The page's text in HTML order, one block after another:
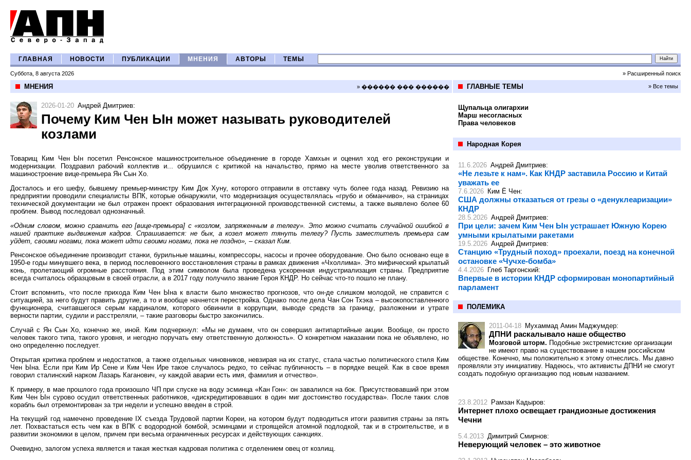
ГЛАВНАЯ НОВОСТИ ПУБЛИКАЦИИ МНЕНИЯ АВТОРЫ ТЕМЫ
Суббота, 8 августа 2026 » Расширенный поиск
МНЕНИЯ » ������ ��� ������
2026-01-20 Андрей Дмитриев:
Почему Ким Чен Ын может называть руководителей
козлами
Товарищ Ким Чен Ын посетил Ренсонское машиностроительное объединение в городе Хамхын и оценил ход его реконструкции и
модернизации. Поздравил рабочий коллектив и... обрушился с критикой на начальство, прямо на месте уволив ответственного за
машиностроение вице-премьера Ян Сын Хо.
Досталось и его шефу, бывшему премьер-министру Ким Док Хуну, которого отправили в отставку чуть более года назад. Ревизию на
предприятии проводили специалисты ВПК, которые обнаружили, что модернизация осуществлялась «грубо и обманчиво», на страницах
технической документации не был отражен проект образования интеграционной производственной системы, а также выявлено более 60
проблем. Вывод последовал однозначный.
«Одним словом, можно сравнить его [вице-премьера] с «козлом, запряженным в телегу». Это можно считать случайной ошибкой в
нашей практике выдвижения кадров. Спрашивается: не бык, а козел может тянуть телегу? Пусть заместитель премьера сам
уйдет, своими ногами, пока может идти своими ногами, пока не поздно», – сказал Ким.
Ренсонское объединение производит станки, бурильные машины, компрессоры, насосы и прочее оборудование. Оно было основано еще в
1950-е годы минувшего века, в период послевоенного восстановления страны в рамках движения «Чхоллима». Это мифический крылатый
конь, пролетающий огромные расстояния. Под этим символом была проведена ускоренная индустриализация страны. Предприятие
всегда считалось образцовым в своей отрасли, а в 2017 году получило звание Героя КНДР. Но сейчас что-то пошло не плану.
Стоит вспомнить, что после прихода Ким Чен Ына к власти было множество прогнозов, что он-де слишком молодой, не справится с
ситуацией, за него будут править другие, а то и вообще начнется перестройка. Однако после дела Чан Сон Тхэка – высокопоставленного
функционера, считавшегося серым кардиналом, которого обвинили в коррупции, выводе средств за границу, разложении и утрате
верности партии, судили и расстреляли, – такие разговоры быстро закончились.
Случай с Ян Сын Хо, конечно же, иной. Ким подчеркнул: «Мы не думаем, что он совершил антипартийные акции. Вообще, он просто
человек такого типа, такого уровня, и негодно поручать ему ответственную должность». О конкретном наказании пока не объявлено, но
оно определенно последует.
Открытая критика проблем и недостатков, а также отдельных чиновников, невзирая на их статус, стала частью политического стиля Ким
Чен Ына. Если при Ким Ир Сене и Ким Чен Ире такое случалось редко, то сейчас публичность – в порядке вещей. Как в свое время
говорил сталинский нарком Лазарь Каганович, «у каждой аварии есть имя, фамилия и отчество».
К примеру, в мае прошлого года произошло ЧП при спуске на воду эсминца «Кан Гон»: он завалился на бок. Присутствовавший при этом
Ким Чен Ын сурово осудил ответственных работников, «дискредитировавших в один миг достоинство государства». После таких слов
корабль был отремонтирован за три недели и успешно введен в строй.
На текущий год намечено проведение IX съезда Трудовой партии Кореи, на котором будут подводиться итоги развития страны за пять
лет. Похвастаться есть чем как в ВПК с водородной бомбой, эсминцами и строящейся атомной подлодкой, так и в строительстве, и в
развитии экономики в целом, причем при весьма ограниченных ресурсах и действующих санкциях.
Очевидно, залогом успеха является и такая жесткая кадровая политика с отделением овец от козлищ.
ГЛАВНЫЕ ТЕМЫ » Все темы
Щупальца олигархии
Марш несогласных
Права человеков
Народная Корея
11.6.2026 Андрей Дмитриев:
«Не лезьте к нам». Как КНДР заставила Россию и Китай
уважать ее
7.6.2026 Ким Ё Чен:
США должны отказаться от грезы о «денуклеаризации»
КНДР
28.5.2026 Андрей Дмитриев:
При цели: зачем Ким Чен Ын устрашает Южную Корею
умными крылатыми ракетами
19.5.2026 Андрей Дмитриев:
Cтанцию «Трудный поход» проехали, поезд на конечной
остановке «Чучхе-бомба»
4.4.2026 Глеб Таргонский:
Впервые в истории КНДР сформирован монопартийный
парламент
ПОЛЕМИКА
2011-04-18 Мухаммад Амин Маджумдер:
ДПНИ раскалывало наше общество
Мозговой шторм. Подобные экстремистские организации
не имеют право на существование в нашем российском
обществе. Конечно, мы положительно к этому отнеслись. Мы давно
проявляли эту инициативу. Надеюсь, что активисты ДПНИ не смогут
создать подобную организацию под новым названием.
23.8.2012 Рамзан Кадыров:
Интернет плохо освещает грандиозные достижения
Чечни
5.4.2013 Димитрий Смирнов:
Неверующий человек – это животное